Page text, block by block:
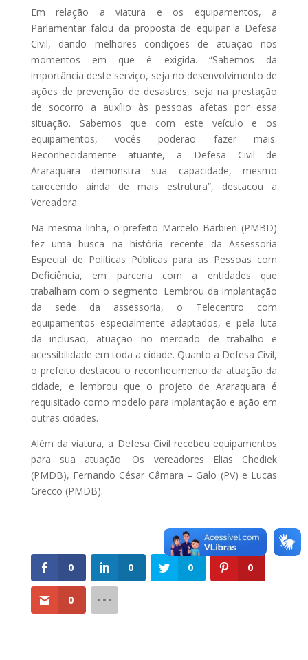
Em relação a viatura e os equipamentos, a
Parlamentar falou da proposta de equipar a Defesa
Civil, dando melhores condições de atuação nos
momentos em que é exigida. “Sabemos da
importância deste serviço, seja no desenvolvimento de
ações de prevenção de desastres, seja na prestação
de socorro a auxílio às pessoas afetas por essa
situação. Sabemos que com este veículo e os
equipamentos, vocês poderão fazer mais.
Reconhecidamente atuante, a Defesa Civil de
Araraquara demonstra sua capacidade, mesmo
carecendo ainda de mais estrutura”, destacou a
Vereadora.
Na mesma linha, o prefeito Marcelo Barbieri (PMBD)
fez uma busca na história recente da Assessoria
Especial de Políticas Públicas para as Pessoas com
Deficiência, em parceria com a entidades que
trabalham com o segmento. Lembrou da implantação
da sede da assessoria, o Telecentro com
equipamentos especialmente adaptados, e pela luta
da inclusão, atuação no mercado de trabalho e
acessibilidade em toda a cidade. Quanto a Defesa Civil,
o prefeito destacou o reconhecimento da atuação da
cidade, e lembrou que o projeto de Araraquara é
requisitado como modelo para implantação e ação em
outras cidades.
Além da viatura, a Defesa Civil recebeu equipamentos
para sua atuação. Os vereadores Elias Chediek
(PMDB), Fernando César Câmara – Galo (PV) e Lucas
Grecco (PMDB).
0 0 0 0
0